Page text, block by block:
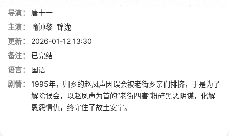
导演：
唐十一
主演：
喻钟黎 锦泷
更新：
2026-01-12 13:30
备注：
已完结
语言：
国语
剧情：
1995年，归乡的赵凤声因误会被老街乡亲们排挤，于是为了
解除误会，以赵凤声为首的“老街四害”粉碎黑恶阴谋，化解
恩怨情仇，终守住了故土安宁。